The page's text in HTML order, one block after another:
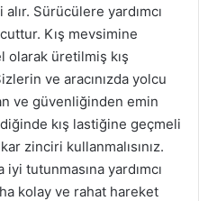
Sürücülere yardımcı
Kış mevsimine
üretilmiş kış
ve aracınızda yolcu
ve güvenliğinden emin
kış lastiğine geçmeli
zinciri kullanmalısınız.
tutunmasına yardımcı
kolay ve rahat hareket